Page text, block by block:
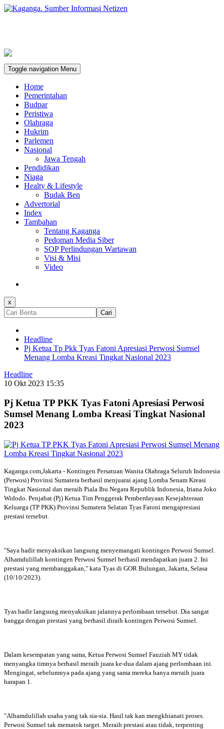
Toggle navigation Menu
Home
Pemerintahan
Budpar
Peristiwa
Olahraga
Hukrim
Parlemen
Nasional
Jawa Tengah
Pendidikan
Niaga
Healty & Lifestyle
Budak Ben
Advertorial
Index
Tambahan
Tentang Kaganga
Pedoman Media Siber
SOP Perlindungan Wartawan
Visi & Misi
Video
x
Cari
Headline
Pj Ketua Tp Pkk Tyas Fatoni Apresiasi Perwosi Sumsel
Menang Lomba Kreasi Tingkat Nasional 2023
Headline
10 Okt 2023 15:35
Pj Ketua TP PKK Tyas Fatoni Apresiasi Perwosi
Sumsel Menang Lomba Kreasi Tingkat Nasional
2023
Kaganga.com,Jakarta - Kontingen Persatuan Wanita Olahraga Seluruh Indonesia
(Perwosi) Provinsi Sumatera berhasil menjuarai ajang Lomba Senam Kreasi
Tingkat Nasional dan meraih Piala Ibu Negara Republik Indonesia, Iriana Joko
Widodo. Penjabat (Pj) Ketua Tim Penggerak Pemberdayaan Kesejahteraan
Keluarga (TP PKK) Provinsi Sumatera Selatan Tyas Fatoni mengapresiasi
prestasi tersebut.
"Saya hadir menyaksikan langsung menyemangati kontingen Perwosi Sumsel.
Alhamdulillah kontingen Perwosi Sumsel berhasil mendapatkan juara 2. Ini
prestasi yang membanggakan," kata Tyas di GOR Bulungan, Jakarta, Selasa
(10/10/2023).
Tyas hadir langsung menyaksikan jalannya perlombaan tersebut. Dia sangat
bangga dengan prestasi yang berhasil diraih kontingen Perwosi Sumsel.
Dalam kesempatan yang sama, Ketua Perwosi Sumsel Fauziah MY tidak
menyangka timnya berhasil meraih juara ke-dua dalam ajang perlombaan ini.
Mengingat, sebelumnya pada ajang yang sama mereka hanya meraih juara
harapan 1.
"Alhamdulillah usaha yang tak sia-sia. Hasil tak kan mengkhianati proses.
Perwosi Sumsel tak mematok target. Meraih prestasi atau tidak, terpenting